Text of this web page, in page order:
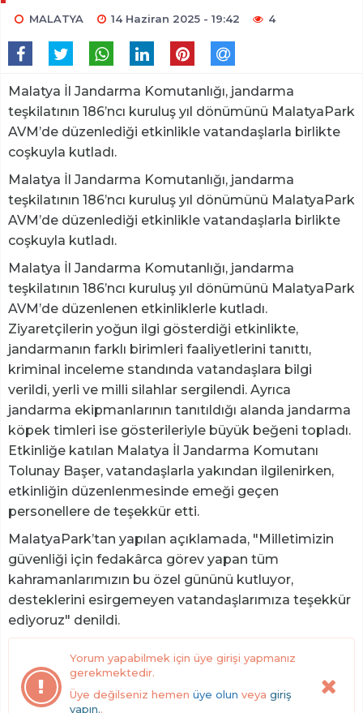
MALATYA 14 Haziran 2025 - 19:42 4
Malatya İl Jandarma Komutanlığı, jandarma
teşkilatının 186’ncı kuruluş yıl dönümünü MalatyaPark
AVM’de düzenlediği etkinlikle vatandaşlarla birlikte
coşkuyla kutladı.
Malatya İl Jandarma Komutanlığı, jandarma
teşkilatının 186’ncı kuruluş yıl dönümünü MalatyaPark
AVM’de düzenlediği etkinlikle vatandaşlarla birlikte
coşkuyla kutladı.
Malatya İl Jandarma Komutanlığı, jandarma
teşkilatının 186’ncı kuruluş yıl dönümünü MalatyaPark
AVM’de düzenlenen etkinliklerle kutladı.
Ziyaretçilerin yoğun ilgi gösterdiği etkinlikte,
jandarmanın farklı birimleri faaliyetlerini tanıttı,
kriminal inceleme standında vatandaşlara bilgi
verildi, yerli ve milli silahlar sergilendi. Ayrıca
jandarma ekipmanlarının tanıtıldığı alanda jandarma
köpek timleri ise gösterileriyle büyük beğeni topladı.
Etkinliğe katılan Malatya İl Jandarma Komutanı
Tolunay Başer, vatandaşlarla yakından ilgilenirken,
etkinliğin düzenlenmesinde emeği geçen
personellere de teşekkür etti.
MalatyaPark’tan yapılan açıklamada, "Milletimizin
güvenliği için fedakârca görev yapan tüm
kahramanlarımızın bu özel gününü kutluyor,
desteklerini esirgemeyen vatandaşlarımıza teşekkür
ediyoruz" denildi.
Yorum yapabilmek için üye girişi yapmanız
gerekmektedir.
Üye değilseniz hemen üye olun veya giriş
yapın..